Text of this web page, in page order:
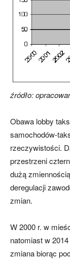
źródło:
Obawa lobby
samochodów-
rzeczywistości.
przestrzeni
dużą
deregulacji
zmian.
W 2000 r. w
natomiast w
zmiana biorąc